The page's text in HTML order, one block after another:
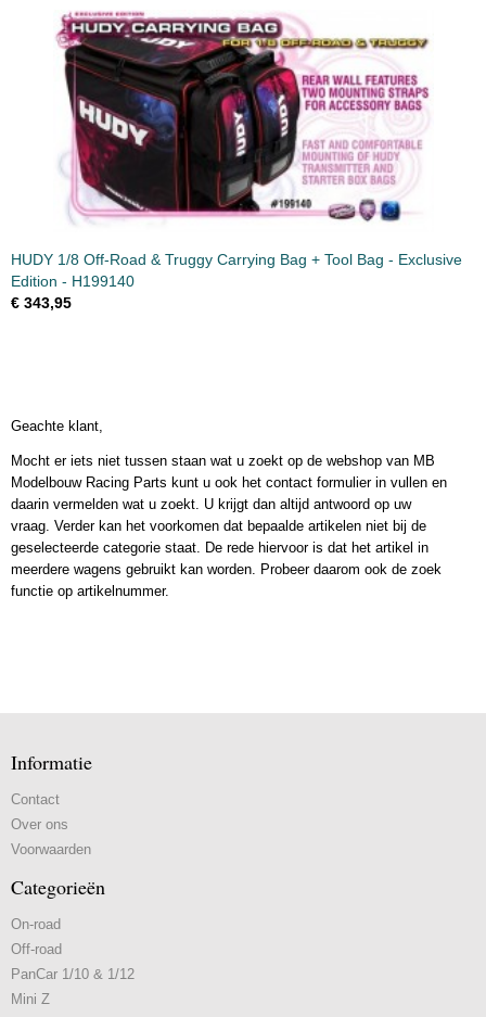
HUDY 1/8 Off-Road & Truggy Carrying Bag + Tool Bag - Exclusive
Edition - H199140
€ 343,95
Geachte klant,
Mocht er iets niet tussen staan wat u zoekt op de webshop van MB
Modelbouw Racing Parts kunt u ook het contact formulier in vullen en
daarin vermelden wat u zoekt. U krijgt dan altijd antwoord op uw
vraag. Verder kan het voorkomen dat bepaalde artikelen niet bij de
geselecteerde categorie staat. De rede hiervoor is dat het artikel in
meerdere wagens gebruikt kan worden. Probeer daarom ook de zoek
functie op artikelnummer.
Informatie
Contact
Over ons
Voorwaarden
Categorieën
On-road
Off-road
PanCar 1/10 & 1/12
Mini Z